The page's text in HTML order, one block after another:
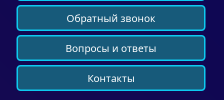
Обратный звонок
Вопросы и ответы
Контакты